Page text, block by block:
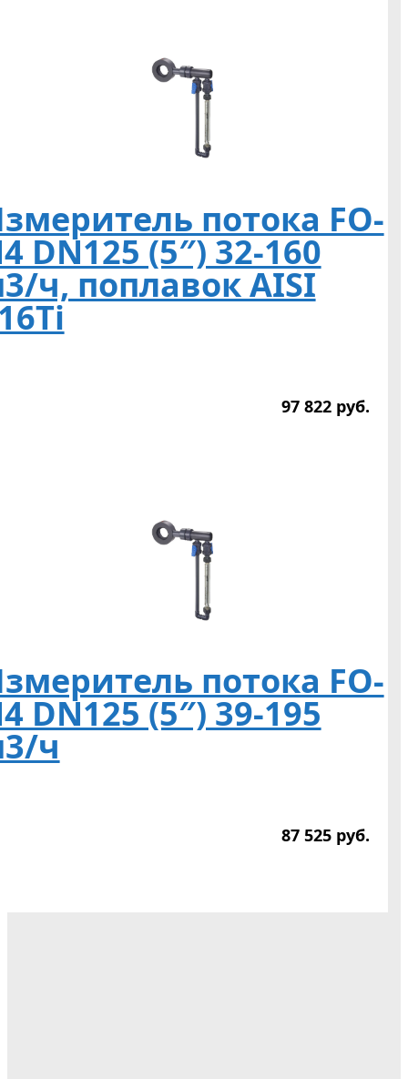
потока FO-
DN125 (5″) 32-160
ч, поплавок AISI
97 822 руб.
потока FO-
DN125 (5″) 39-195
ч
87 525 руб.